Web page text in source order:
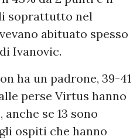
soprattutto nel
abituato spesso
Ivanovic.
ha un padrone, 39-41
perse Virtus hanno
se 13 sono
ospiti che hanno